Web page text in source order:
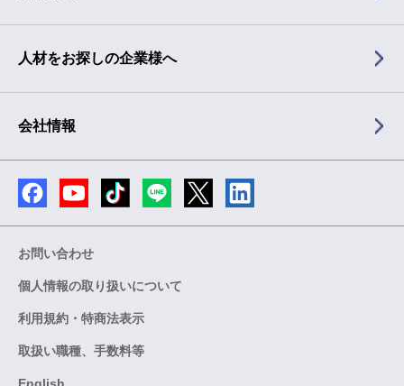
人材をお探しの企業様へ
会社情報
お問い合わせ
個人情報の取り扱いについて
利用規約・特商法表示
取扱い職種、手数料等